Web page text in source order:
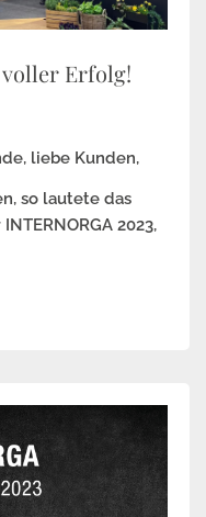
voller Erfolg!
liebe Kunden,
so lautete das
2023,